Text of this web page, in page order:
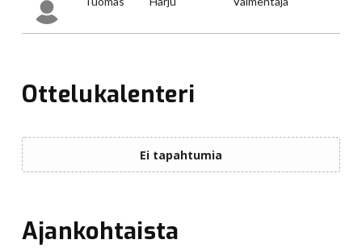
Ottelukalenteri
Ajankohtaista